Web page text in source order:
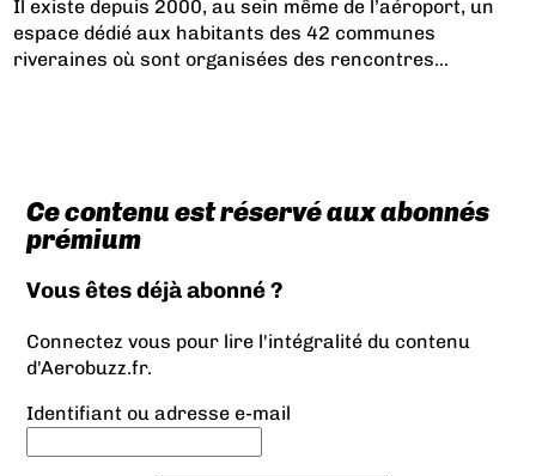
Il existe depuis 2000, au sein même de l’aéroport, un
espace dédié aux habitants des 42 communes
riveraines où sont organisées des rencontres...
Ce contenu est réservé aux abonnés
prémium
Vous êtes déjà abonné ?
Connectez vous pour lire l'intégralité du contenu
d'Aerobuzz.fr.
Identifiant ou adresse e-mail